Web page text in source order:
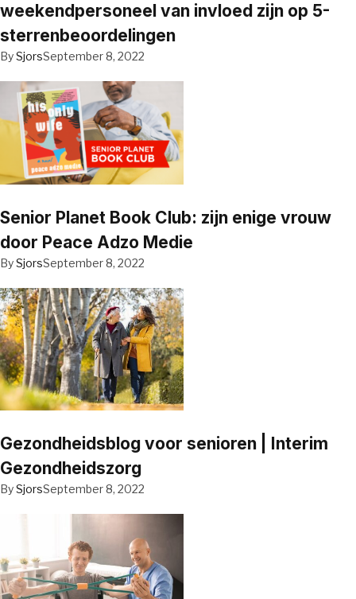
weekendpersoneel van invloed zijn op 5-
sterrenbeoordelingen
BySjorsSeptember 8, 2022
Senior Planet Book Club: zijn enige vrouw
door Peace Adzo Medie
BySjorsSeptember 8, 2022
Gezondheidsblog voor senioren | Interim
Gezondheidszorg
BySjorsSeptember 8, 2022